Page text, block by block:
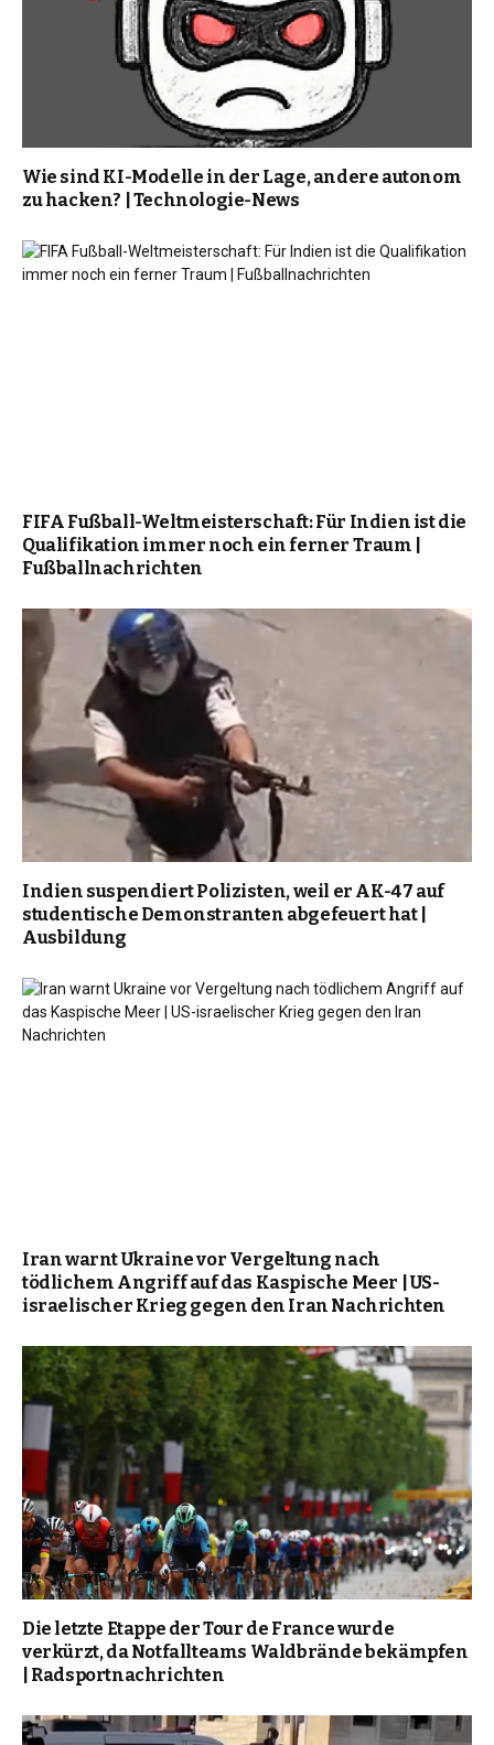
Wie sind KI-Modelle in der Lage, andere autonom
zu hacken? | Technologie-News
FIFA Fußball-Weltmeisterschaft: Für Indien ist die
Qualifikation immer noch ein ferner Traum |
Fußballnachrichten
Indien suspendiert Polizisten, weil er AK-47 auf
studentische Demonstranten abgefeuert hat |
Ausbildung
Iran warnt Ukraine vor Vergeltung nach
tödlichem Angriff auf das Kaspische Meer | US-
israelischer Krieg gegen den Iran Nachrichten
Die letzte Etappe der Tour de France wurde
verkürzt, da Notfallteams Waldbrände bekämpfen
| Radsportnachrichten